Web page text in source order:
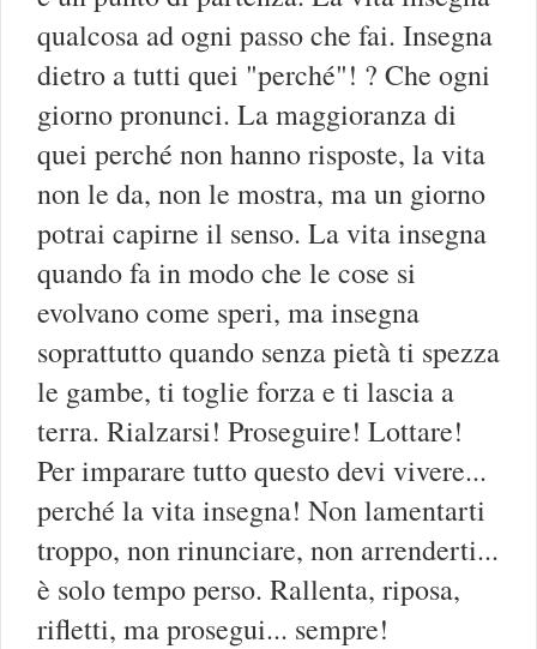
qualcosa ad ogni passo che fai. Insegna
dietro a tutti quei "perché"! ? Che ogni
giorno pronunci. La maggioranza di
quei perché non hanno risposte, la vita
non le da, non le mostra, ma un giorno
potrai capirne il senso. La vita insegna
quando fa in modo che le cose si
evolvano come speri, ma insegna
soprattutto quando senza pietà ti spezza
le gambe, ti toglie forza e ti lascia a
terra. Rialzarsi! Proseguire! Lottare!
Per imparare tutto questo devi vivere...
perché la vita insegna! Non lamentarti
troppo, non rinunciare, non arrenderti...
è solo tempo perso. Rallenta, riposa,
rifletti, ma prosegui... sempre!